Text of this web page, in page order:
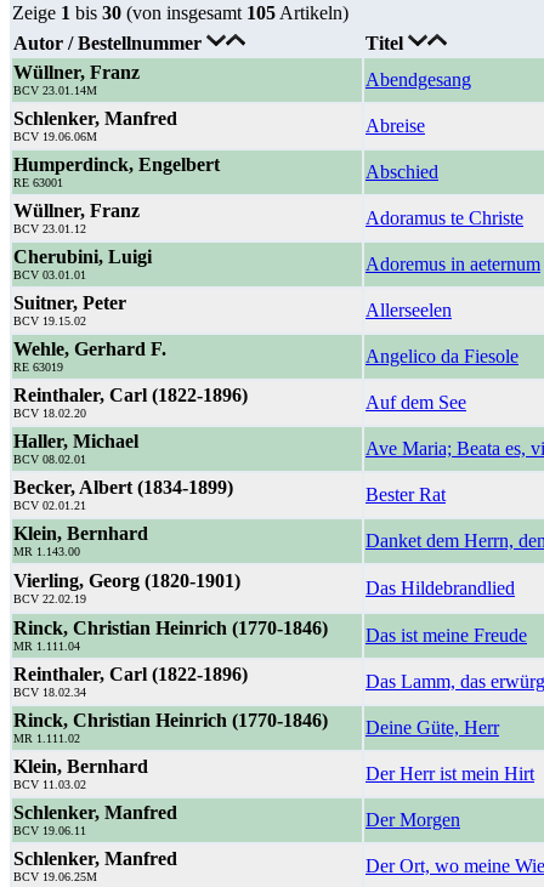
Zeige 1 bis 30 (von insgesamt 105 Artikeln)
Autor / Bestellnummer
Titel
Wüllner, Franz
BCV 23.01.14M
Abendgesang
Schlenker, Manfred
BCV 19.06.06M
Abreise
Humperdinck, Engelbert
RE 63001
Abschied
Wüllner, Franz
BCV 23.01.12
Adoramus te Christe
Cherubini, Luigi
BCV 03.01.01
Adoremus in aeternum
Suitner, Peter
BCV 19.15.02
Allerseelen
Wehle, Gerhard F.
RE 63019
Angelico da Fiesole
Reinthaler, Carl (1822-1896)
BCV 18.02.20
Auf dem See
Haller, Michael
BCV 08.02.01
Ave Maria; Beata es,
Becker, Albert (1834-1899)
BCV 02.01.21
Bester Rat
Klein, Bernhard
MR 1.143.00
Danket dem Herrn,
Vierling, Georg (1820-1901)
BCV 22.02.19
Das Hildebrandlied
Rinck, Christian Heinrich (1770-1846)
MR 1.111.04
Das ist meine Freude
Reinthaler, Carl (1822-1896)
BCV 18.02.34
Das Lamm, das
Rinck, Christian Heinrich (1770-1846)
MR 1.111.02
Deine Güte, Herr
Klein, Bernhard
BCV 11.03.02
Der Herr ist mein Hirt
Schlenker, Manfred
BCV 19.06.11
Der Morgen
Schlenker, Manfred
BCV 19.06.25M
Der Ort, wo meine